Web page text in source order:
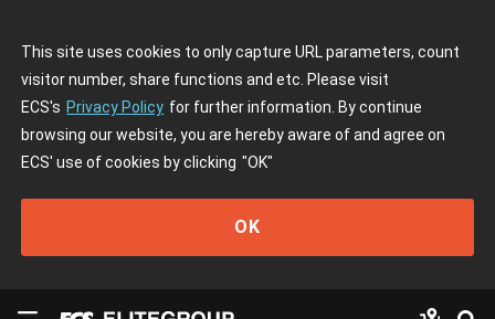
This site uses cookies to only capture URL parameters, count
visitor number, share functions and etc. Please visit
ECS's Privacy Policy for further information. By continue
browsing our website, you are hereby aware of and agree on
ECS' use of cookies by clicking "OK"
OK